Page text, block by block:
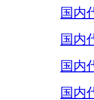
国内
国内
国内
国内